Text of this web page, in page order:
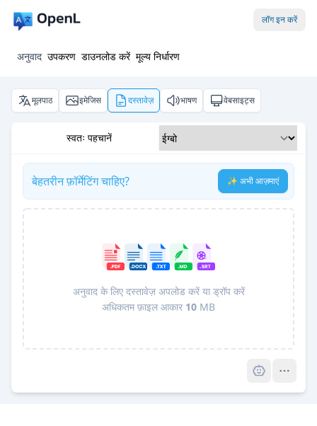
लॉग इन करें
अनुवाद उपकरण डाउनलोड करें मूल्य निर्धारण
मूलपाठ इमेजिस दस्तावेज़ भाषण वेबसाइट्स
स्वतः पहचानें
बेहतरीन फ़ॉर्मेटिंग चाहिए? ✨ अभी आज़माएं
अनुवाद के लिए दस्तावेज़ अपलोड करें या ड्रॉप करें
अधिकतम फ़ाइल आकार 10 MB